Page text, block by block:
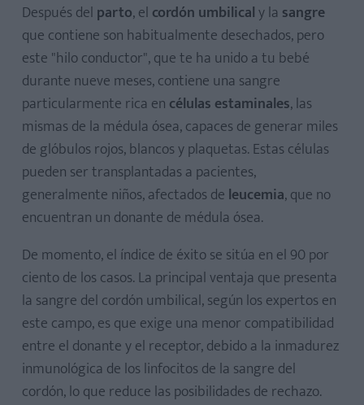
Después del parto, el cordón umbilicaly la sangre
que contiene son habitualmente desechados, pero
este "hilo conductor", que te ha unido a tu bebé
durante nueve meses, contiene una sangre
particularmente rica en células estaminales, las
mismas de la médula ósea, capaces de generar miles
de glóbulos rojos, blancos y plaquetas. Estas células
pueden ser transplantadas a pacientes,
generalmente niños, afectados de leucemia, que no
encuentran un donante de médula ósea.
De momento, el índice de éxito se sitúa en el 90 por
ciento de los casos. La principal ventaja que presenta
la sangre del cordón umbilical, según los expertos en
este campo, es que exige una menor compatibilidad
entre el donante y el receptor, debido a la inmadurez
inmunológica de los linfocitos de la sangre del
cordón, lo que reduce las posibilidades de rechazo.